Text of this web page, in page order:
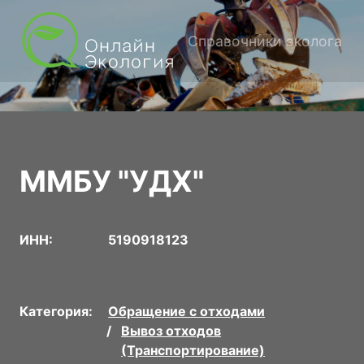
Справочники эколога
ММБУ "УДХ"
ИНН: 5190918123
Категория:
Обращение с отходами
Вывоз отходов
(Транспортирование)